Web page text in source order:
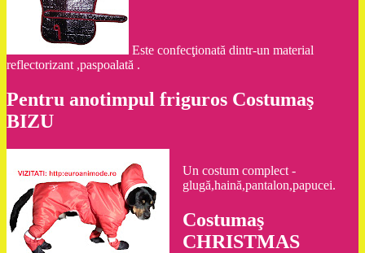
Este confecţionată dintr-un material
reflectorizant ,paspoalată .
Pentru anotimpul friguros Costumaş
BIZU
Un costum complect -
glugă,haină,pantalon,papucei.
Costumaş
CHRISTMAS